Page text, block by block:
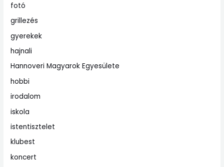
fotó
grillezés
gyerekek
hajnali
Hannoveri Magyarok Egyesülete
hobbi
irodalom
iskola
istentisztelet
klubest
koncert